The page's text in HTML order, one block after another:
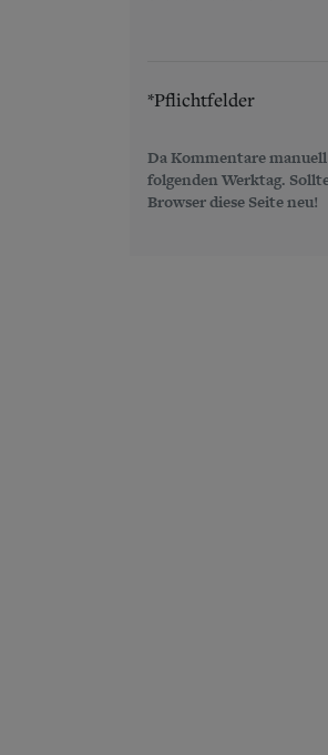
*Pflichtfelder
Da Kommentare
folgenden Werktag.
Browser diese Seite neu!